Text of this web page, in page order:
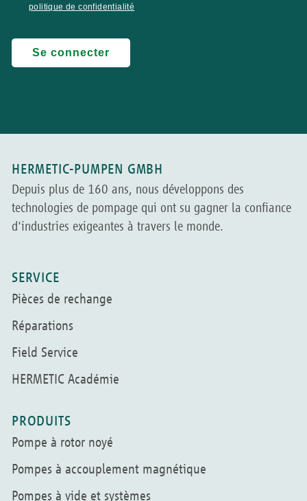
HERMETIC-PUMPEN GMBH
Depuis plus de 160 ans, nous développons des
technologies de pompage qui ont su gagner la confiance
d'industries exigeantes à travers le monde.
SERVICE
Pièces de rechange
Réparations
Field Service
HERMETIC Académie
PRODUITS
Pompe à rotor noyé
Pompes à accouplement magnétique
Pompes à vide et systèmes